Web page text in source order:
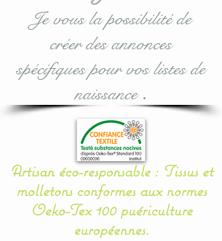
#lacouturebytitia#faitmain
#madeinfrance#cadeaude
naissance#Nuagedelunetét
oiles#coussinsdécorationc
hambreenfant#chambred
efille#chambredgarçon#b
ébégarçon#enfantsoreiller
s# cadeaubabyshower#bé
béfille
Nuage de lune et étoile
Je vous la possibilité de
créer des annonces
spécifiques pour vos listes de
naissance.
Artisan éco-responsable : Tissus et
molletons conformes aux normes
Oeko-Tex 100 puériculture
européennes.